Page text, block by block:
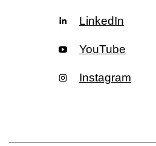
LinkedIn
YouTube
Instagram